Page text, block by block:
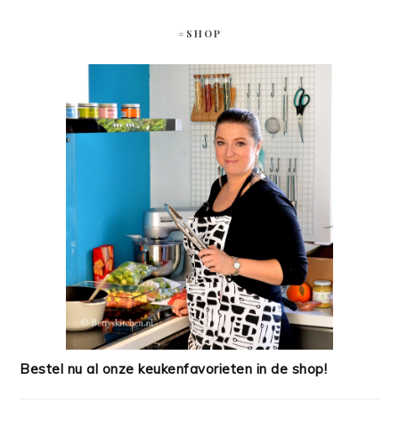
#SHOP
Bestel nu al onze keukenfavorieten in de shop!